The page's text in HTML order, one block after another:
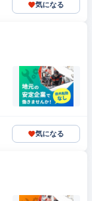
気になる
気になる